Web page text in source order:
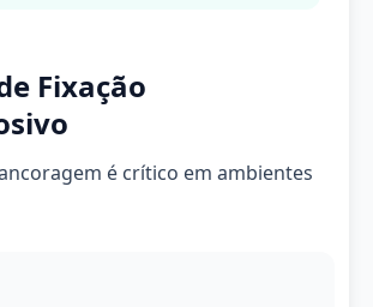
Fixação
é crítico em ambientes